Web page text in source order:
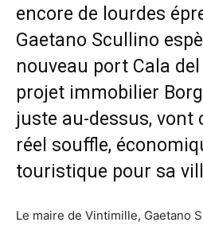
encore de lourdes
Gaetano Scullino
nouveau port Cala
projet immobilier
juste au-dessus, vont
réel souffle,
touristique pour sa
Le maire de Vintimille, Gaetano